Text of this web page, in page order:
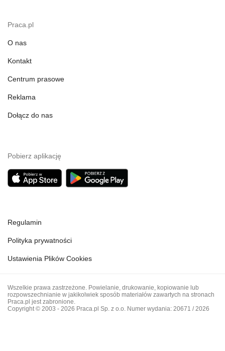
Praca.pl
O nas
Kontakt
Centrum prasowe
Reklama
Dołącz do nas
Pobierz aplikację
Regulamin
Polityka prywatności
Ustawienia Plików Cookies
Wszelkie prawa zastrzeżone. Powielanie, drukowanie, kopiowanie lub
rozpowszechnianie w jakikolwiek sposób materiałów zawartych na stronach
Praca.pl jest zabronione.
Copyright © 2003 - 2026 Praca.pl Sp. z o.o. Numer wydania: 20671 / 2026